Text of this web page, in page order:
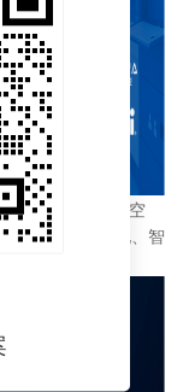
边缘小站、星空
油站、智慧工地、智